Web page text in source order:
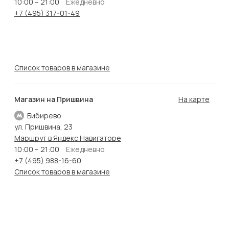
+7 (495) 317-01-49
Список товаров в магазине
Магазин на Пришвина
Бибирево
На карте
ул. Пришвина, 23
Маршрут в Яндекс Навигаторе
10:00 – 21:00
Ежедневно
+7 (495) 988-16-60
Список товаров в магазине